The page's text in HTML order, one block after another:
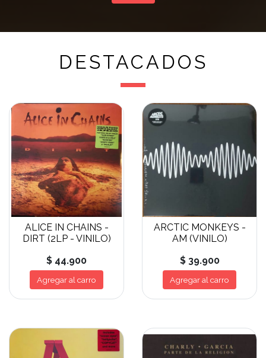
DESTACADOS
ALICE IN CHAINS -
DIRT (2LP - VINILO)
$ 44.900
Agregar al carro
ARCTIC MONKEYS -
AM (VINILO)
$ 39.900
Agregar al carro